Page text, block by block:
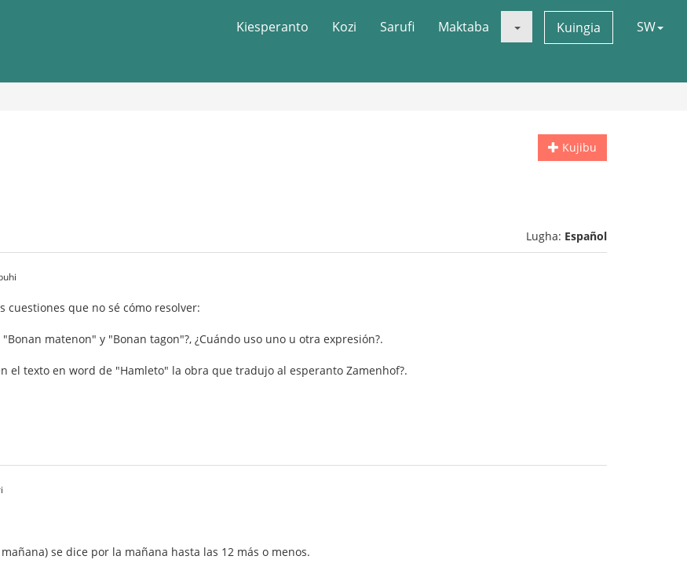
Kiesperanto Kozi Sarufi Maktaba Kuingia SW
Kujibu
Lugha: Español
cuestiones que no sé cómo resolver:
matenon" y "Bonan tagon"?, ¿Cuándo uso uno u otra expresión?.
el texto en word de "Hamleto" la obra que tradujo al esperanto Zamenhof?.
se dice por la mañana hasta las 12 más o menos.